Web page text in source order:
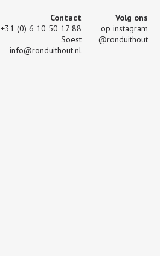
Contact
+31 (0) 6 10 50 17 88
Soest
info@ronduithout.nl
Volg ons
op instagram
@ronduithout